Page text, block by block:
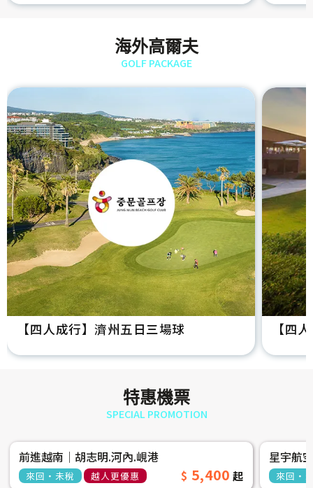
海外高爾夫
GOLF PACKAGE
【四人成行】濟州五日三場球 【四
特惠機票
SPECIAL PROMOTION
前進越南│胡志明.河內.峴港
來回‧未稅 越人更優惠 5,400
星宇航
來回‧